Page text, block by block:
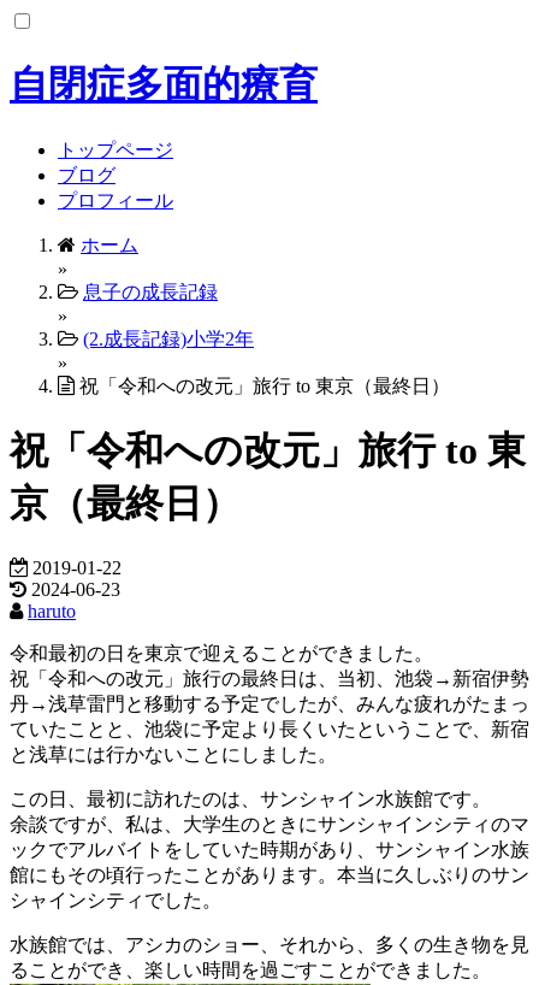
コ
テ
ン
自閉症多面的療育
トップページ
ブログ
プロフィール
ホーム
»
息子の成長記録
»
(2.成長記録)小学2年
»
祝「令和への改元」旅行 to 東京（最終日）
祝「令和への改元」旅行 to 東
京（最終日）
2019-01-22
2024-06-23
haruto
令和最初の日を東京で迎えることができました。
祝「令和への改元」旅行の最終日は、当初、池袋→新宿伊勢
丹→浅草雷門と移動する予定でしたが、みんな疲れがたまっ
ていたことと、池袋に予定より長くいたということで、新宿
と浅草には行かないことにしました。
この日、最初に訪れたのは、サンシャイン水族館です。
余談ですが、私は、大学生のときにサンシャインシティのマ
ックでアルバイトをしていた時期があり、サンシャイン水族
館にもその頃行ったことがあります。本当に久しぶりのサン
シャインシティでした。
水族館では、アシカのショー、それから、多くの生き物を見
ることができ、楽しい時間を過ごすことができました。